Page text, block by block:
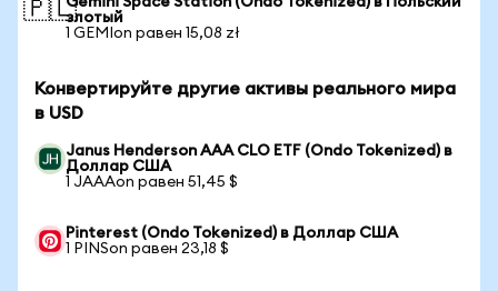
🇵🇱злотый
1 GEMIon равен 15,08 zł
Конвертируйте другие активы реального мира
в USD
Janus Henderson AAA CLO ETF (Ondo Tokenized) в
Доллар США
1 JAAAon равен 51,45 $
Pinterest (Ondo Tokenized) в Доллар США
1 PINSon равен 23,18 $